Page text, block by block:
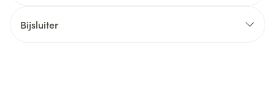
Bijsluiter